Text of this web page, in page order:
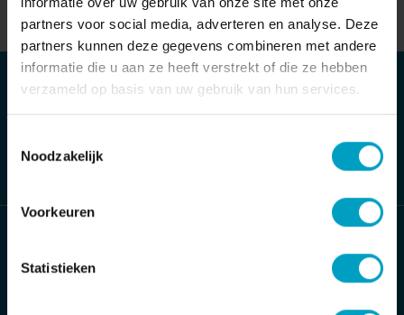
partners voor social media, adverteren en analyse. Deze
partners kunnen deze gegevens combineren met andere
informatie die u aan ze heeft verstrekt of die ze hebben
verzameld op basis van uw gebruik van hun services.
Noodzakelijk
Voorkeuren
Statistieken
MAIL ONS DIRECT
Stuur bericht
Projectontwikkeling